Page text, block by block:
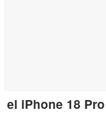
el iPhone 18